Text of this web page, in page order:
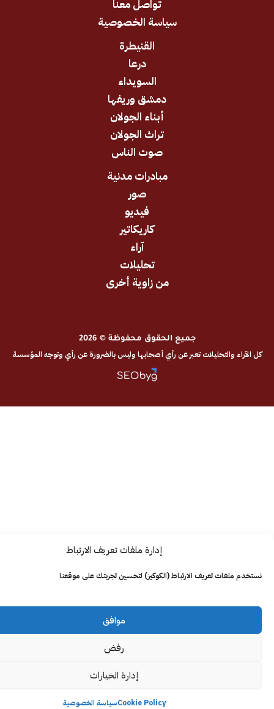
إدارة ملفات تعريف الارتباط
تعريف الارتباط (الكوكيز) لتحسين تجربتك على موقعنا
إدارة الخيارات
Cookie Policyسياسة الخصوصية
تواصل معنا
سياسة الخصوصية
دمشق وريفها
أبناء الجولان
تراث الجولان
صوت الناس
مبادرات مدنية
من زاوية أخرى
جميع الحقوق محفوظة © 2026
تعبر عن رأي أصحابها وليس بالضرورة عن رأي وتوجه المؤسسة